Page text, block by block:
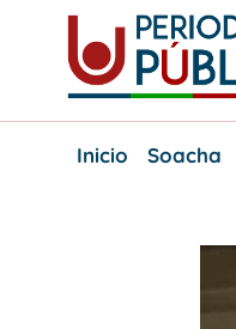
content
Noticias
Inicio
Soacha